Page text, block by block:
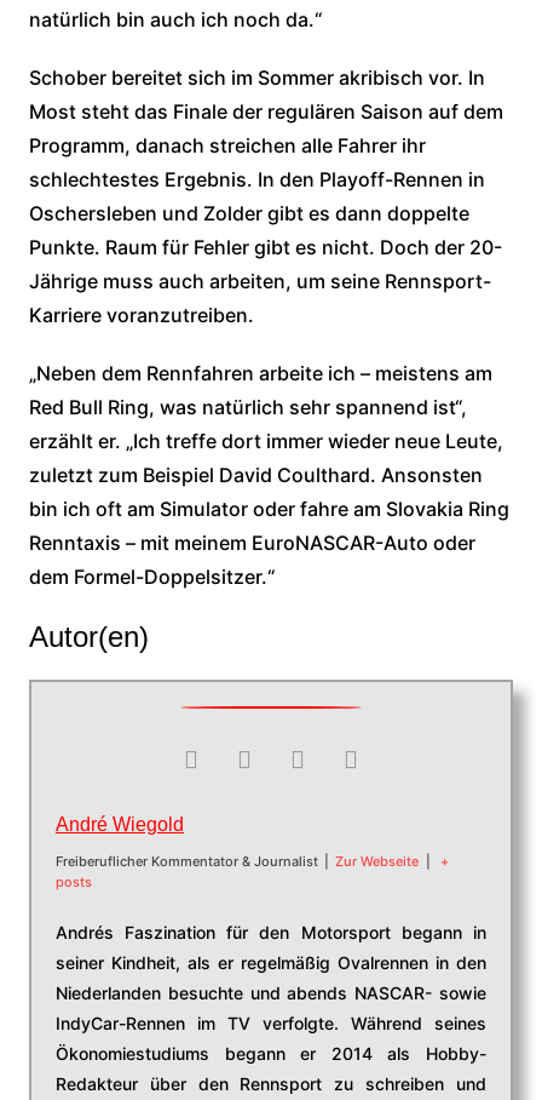
natürlich bin auch ich noch da.“
Schober bereitet sich im Sommer akribisch vor. In
Most steht das Finale der regulären Saison auf dem
Programm, danach streichen alle Fahrer ihr
schlechtestes Ergebnis. In den Playoff-Rennen in
Oschersleben und Zolder gibt es dann doppelte
Punkte. Raum für Fehler gibt es nicht. Doch der 20-
Jährige muss auch arbeiten, um seine Rennsport-
Karriere voranzutreiben.
„Neben dem Rennfahren arbeite ich – meistens am
Red Bull Ring, was natürlich sehr spannend ist“,
erzählt er. „Ich treffe dort immer wieder neue Leute,
zuletzt zum Beispiel David Coulthard. Ansonsten
bin ich oft am Simulator oder fahre am Slovakia Ring
Renntaxis – mit meinem EuroNASCAR-Auto oder
dem Formel-Doppelsitzer.“
Autor(en)
André Wiegold
Freiberuflicher Kommentator & Journalist Zur Webseite
+
posts
Andrés Faszination für den Motorsport begann in
seiner Kindheit, als er regelmäßig Ovalrennen in den
Niederlanden besuchte und abends NASCAR- sowie
IndyCar-Rennen im TV verfolgte. Während seines
Ökonomiestudiums begann er 2014 als Hobby-
Redakteur über den Rennsport zu schreiben und